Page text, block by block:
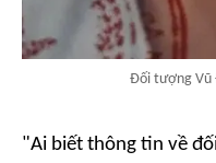
Đối tượng Vũ
"Ai biết thông tin về